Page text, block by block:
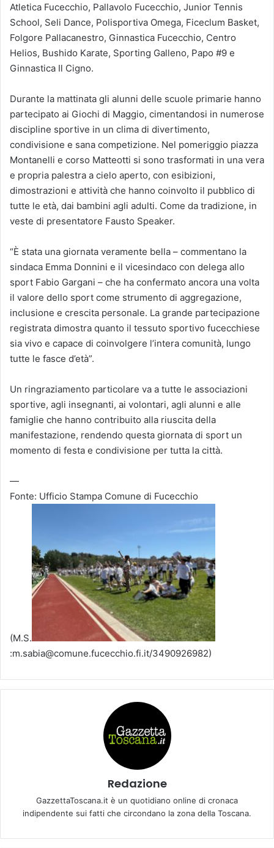
Atletica Fucecchio, Pallavolo Fucecchio, Junior Tennis
School, Seli Dance, Polisportiva Omega, Ficeclum Basket,
Folgore Pallacanestro, Ginnastica Fucecchio, Centro
Helios, Bushido Karate, Sporting Galleno, Papo #9 e
Ginnastica Il Cigno.
Durante la mattinata gli alunni delle scuole primarie hanno
partecipato ai Giochi di Maggio, cimentandosi in numerose
discipline sportive in un clima di divertimento,
condivisione e sana competizione. Nel pomeriggio piazza
Montanelli e corso Matteotti si sono trasformati in una vera
e propria palestra a cielo aperto, con esibizioni,
dimostrazioni e attività che hanno coinvolto il pubblico di
tutte le età, dai bambini agli adulti. Come da tradizione, in
veste di presentatore Fausto Speaker.
“È stata una giornata veramente bella – commentano la
sindaca Emma Donnini e il vicesindaco con delega allo
sport Fabio Gargani – che ha confermato ancora una volta
il valore dello sport come strumento di aggregazione,
inclusione e crescita personale. La grande partecipazione
registrata dimostra quanto il tessuto sportivo fucecchiese
sia vivo e capace di coinvolgere l’intera comunità, lungo
tutte le fasce d’età”.
Un ringraziamento particolare va a tutte le associazioni
sportive, agli insegnanti, ai volontari, agli alunni e alle
famiglie che hanno contribuito alla riuscita della
manifestazione, rendendo questa giornata di sport un
momento di festa e condivisione per tutta la città.
—
Fonte: Ufficio Stampa Comune di Fucecchio
(M.S.
:m.sabia@comune.fucecchio.fi.it/3490926982)
Redazione
GazzettaToscana.it è un quotidiano online di cronaca
indipendente sui fatti che circondano la zona della Toscana.